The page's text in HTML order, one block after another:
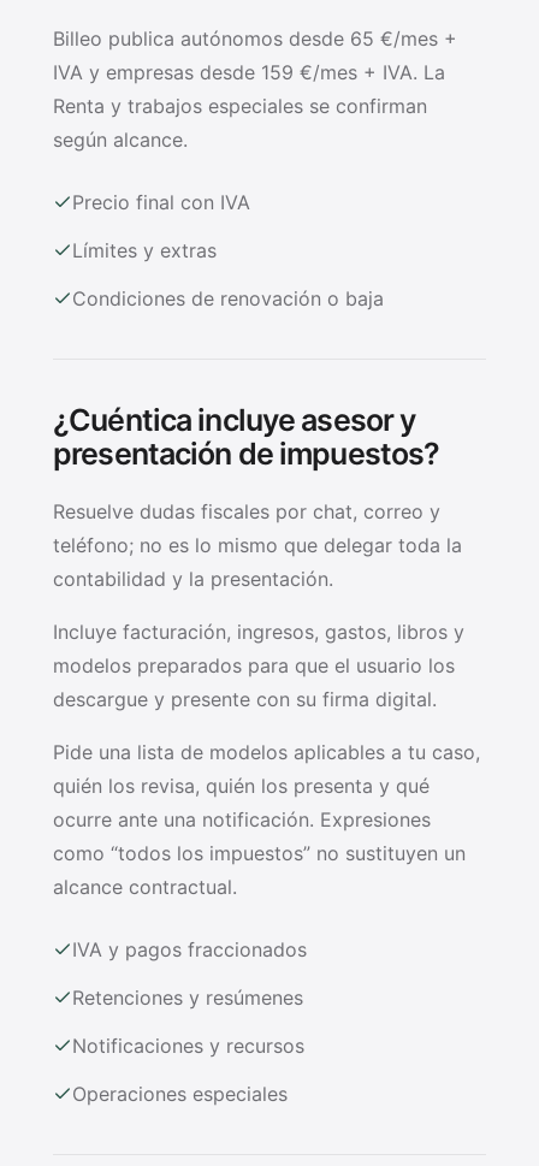
Billeo publica autónomos desde 65 €/mes +
IVA y empresas desde 159 €/mes + IVA. La
Renta y trabajos especiales se confirman
según alcance.
Precio final con IVA
Límites y extras
Condiciones de renovación o baja
¿Cuéntica incluye asesor y
presentación de impuestos?
Resuelve dudas fiscales por chat, correo y
teléfono; no es lo mismo que delegar toda la
contabilidad y la presentación.
Incluye facturación, ingresos, gastos, libros y
modelos preparados para que el usuario los
descargue y presente con su firma digital.
Pide una lista de modelos aplicables a tu caso,
quién los revisa, quién los presenta y qué
ocurre ante una notificación. Expresiones
como “todos los impuestos” no sustituyen un
alcance contractual.
IVA y pagos fraccionados
Retenciones y resúmenes
Notificaciones y recursos
Operaciones especiales